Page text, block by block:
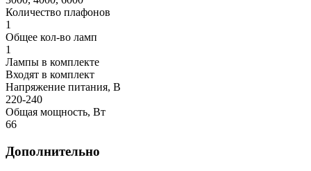
Количество плафонов
1
Общее кол-во ламп
1
Лампы в комплекте
Входят в комплект
Напряжение питания, В
220-240
Общая мощность, Вт
66
Дополнительно